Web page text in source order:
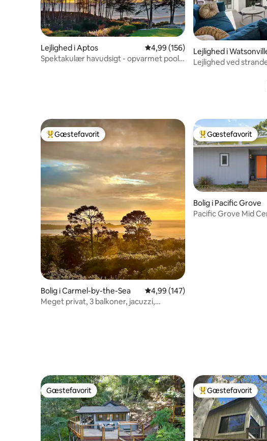
Lejlighed i Aptos 4,99 ud af 5 i gennemsnitlig
4,99 (156)
Spektakulær havudsigt - opvarmet pool
Lejlighed i
Lejlighed ved
Bedste gæstefavorit
Gæstefavorit
Bolig i Carmel-by-the-Sea 4,99 ud af 5 i gennemsnitlig
4,99 (147)
Meget privat, 3 balkoner, jacuzzi,
Bedste
Gæstefavorit
Bolig i Pacific Grove
Pacific Grove Mid
Gæstefavorit
Gæstefavorit Bedste
Gæstefavorit